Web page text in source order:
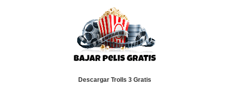
Descargar Trolls 3 Gratis